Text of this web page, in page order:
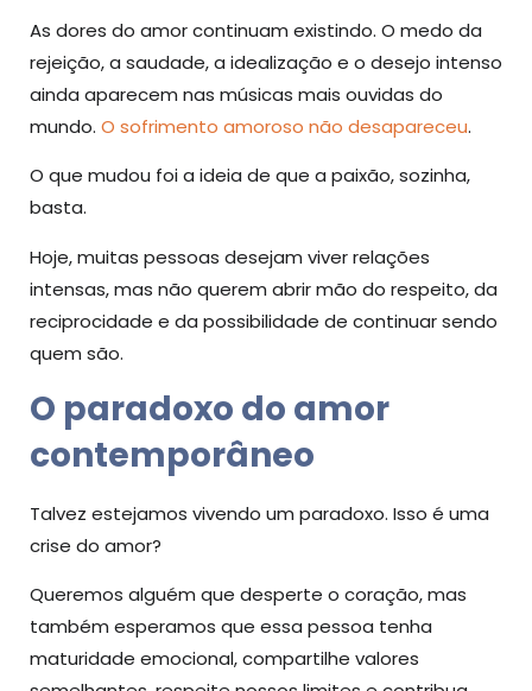
As dores do amor continuam existindo. O medo da
rejeição, a saudade, a idealização e o desejo intenso
ainda aparecem nas músicas mais ouvidas do
mundo. O sofrimento amoroso não desapareceu.
O que mudou foi a ideia de que a paixão, sozinha,
basta.
Hoje, muitas pessoas desejam viver relações
intensas, mas não querem abrir mão do respeito, da
reciprocidade e da possibilidade de continuar sendo
quem são.
O paradoxo do amor
contemporâneo
Talvez estejamos vivendo um paradoxo. Isso é uma
crise do amor?
Queremos alguém que desperte o coração, mas
também esperamos que essa pessoa tenha
maturidade emocional, compartilhe valores